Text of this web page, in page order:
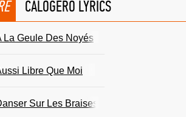
CALOGERO LYRICS
La Geule Des Noyés
Libre Que Moi
Sur Les Braises